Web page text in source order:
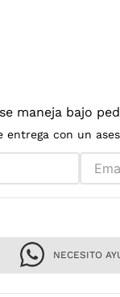
maneja bajo
entrega con un
NECESITO